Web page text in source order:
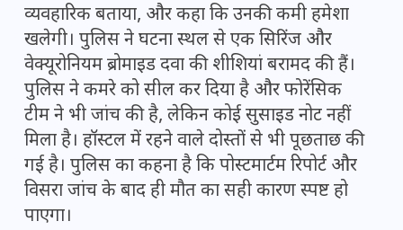
व्यवहारिक बताया, और कहा कि उनकी कमी हमेशा
खलेगी। पुलिस ने घटना स्थल से एक सिरिंज और
वेक्यूरोनियम ब्रोमाइड दवा की शीशियां बरामद की हैं।
पुलिस ने कमरे को सील कर दिया है और फोरेंसिक
टीम ने भी जांच की है, लेकिन कोई सुसाइड नोट नहीं
मिला है। हॉस्टल में रहने वाले दोस्तों से भी पूछताछ की
गई है। पुलिस का कहना है कि पोस्टमार्टम रिपोर्ट और
विसरा जांच के बाद ही मौत का सही कारण स्पष्ट हो
पाएगा।